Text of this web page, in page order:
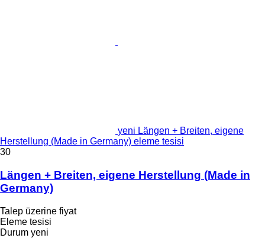
yeni Längen + Breiten, eigene
Herstellung (Made in Germany) eleme tesisi
30
Längen + Breiten, eigene Herstellung (Made in
Germany)
Talep üzerine fiyat
Eleme tesisi
Durum yeni